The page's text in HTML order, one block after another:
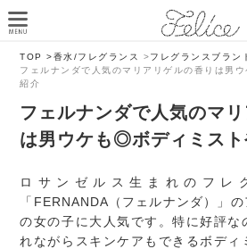
TOP >香水/フレグランス >フレグランスブラン
フェルナンダで人気のマリアリゲルの香りは男
紹介
フェルナンダで人気のマ
は男ウケも◎ボディミス
ロサンゼルス生まれのフレ
「FERNANDA（フェルナンダ）」
の女の子に大人気です。特に好評な
れながらスキンケアもできるボディ